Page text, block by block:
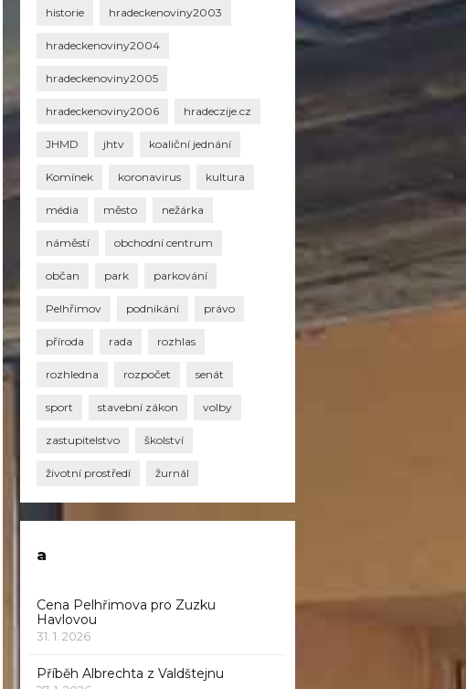
historie hradeckenoviny2003
hradeckenoviny2004
hradeckenoviny2005
hradeckenoviny2006 hradeczije.cz
JHMD jhtv koaliční jednání
Komínek koronavirus kultura
média město nežárka
náměstí obchodní centrum
občan park parkování
Pelhřimov podnikání právo
příroda rada rozhlas
rozhledna rozpočet senát
sport stavební zákon volby
zastupitelstvo školství
životní prostředí žurnál
a
Cena Pelhřimova pro Zuzku
Havlovou
31. 1. 2026
Příběh Albrechta z Valdštejnu